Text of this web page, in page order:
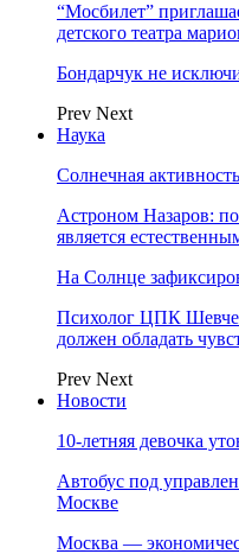
“Мосбилет”
детского театра
Бондарчук не
Prev Next
Наука
Солнечная
Астроном Назаров:
является
На Солнце
Психолог ЦПК
должен обладать
Prev Next
Новости
10-летняя девочка
Автобус под
Москве
Москва —